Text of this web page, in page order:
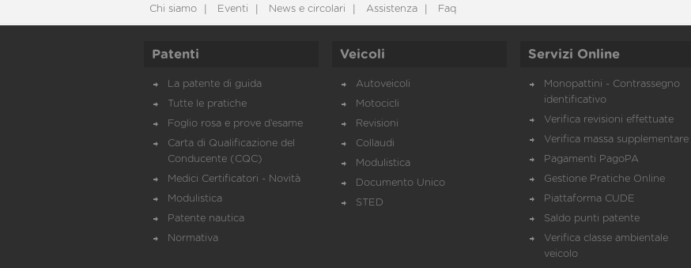
Chi siamo Eventi News e circolari Assistenza Faq
Patenti
La patente di guida
Tutte le pratiche
Foglio rosa e prove d’esame
Carta di Qualificazione del
Conducente (CQC)
Medici Certificatori - Novità
Modulistica
Patente nautica
Normativa
Veicoli
Autoveicoli
Motocicli
Revisioni
Collaudi
Modulistica
Documento Unico
STED
Servizi Online
Monopattini - Contrassegno
identificativo
Verifica revisioni effettuate
Verifica massa supplementare
Pagamenti PagoPA
Gestione Pratiche Online
Piattaforma CUDE
Saldo punti patente
Verifica classe ambientale
veicolo